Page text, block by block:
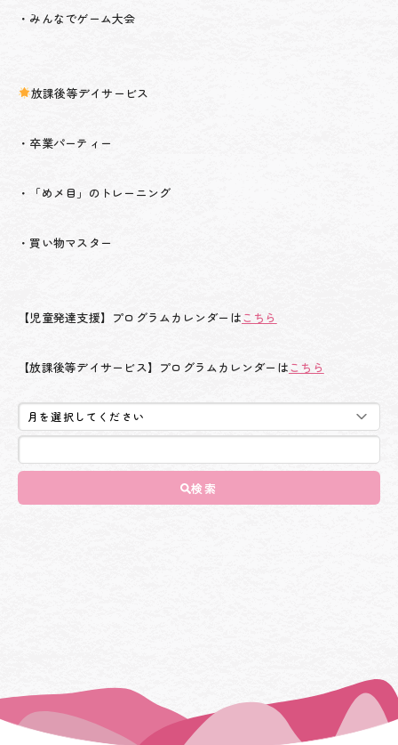
・みんなでゲーム大会
放課後等デイサービス
・卒業パーティー
・「めメ目」のトレーニング
・買い物マスター
【児童発達支援】プログラムカレンダーはこちら
【放課後等デイサービス】プログラムカレンダーはこちら
検索